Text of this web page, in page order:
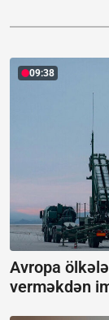
09:38
Avropa
verməkdən